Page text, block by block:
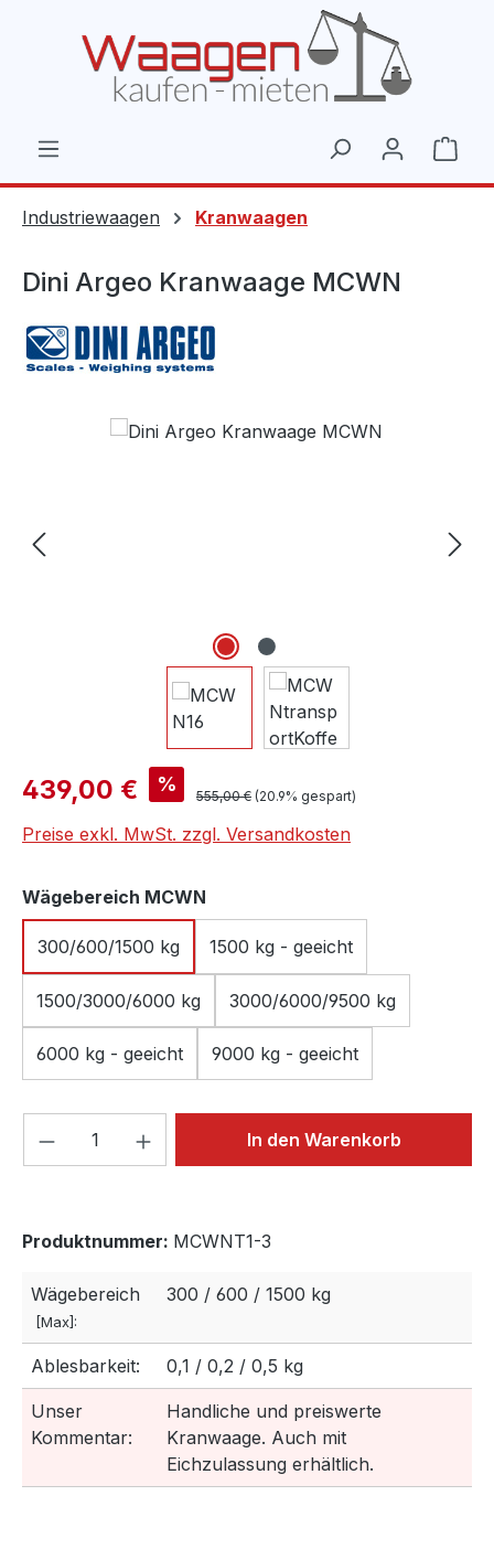
Industriewaagen Kranwaagen
Dini Argeo Kranwaage MCWN
Bildergalerie überspringen
Verkaufspreis:
439,00 € % Regulärer Preis:
555,00 € (20.9% gespart)
Preise exkl. MwSt. zzgl. Versandkosten
Wägebereich MCWN
300/600/1500 kg 1500 kg - geeicht
1500/3000/6000 kg 3000/6000/9500 kg
6000 kg - geeicht 9000 kg - geeicht
Produkt Anzahl: Gib denIn den Warenkorb
Produktnummer: MCWNT1-3
Wägebereich
[Max]:
300 / 600 / 1500 kg
Ablesbarkeit: 0,1 / 0,2 / 0,5 kg
Unser
Kommentar:
Handliche und preiswerte
Kranwaage. Auch mit
Eichzulassung erhältlich.